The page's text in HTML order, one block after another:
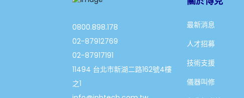
0800.898.178
02-87912769
02-87917191
11494 台北市新湖二路162號4樓
之1
最新消息
人才招募
技術支援
儀器叫修